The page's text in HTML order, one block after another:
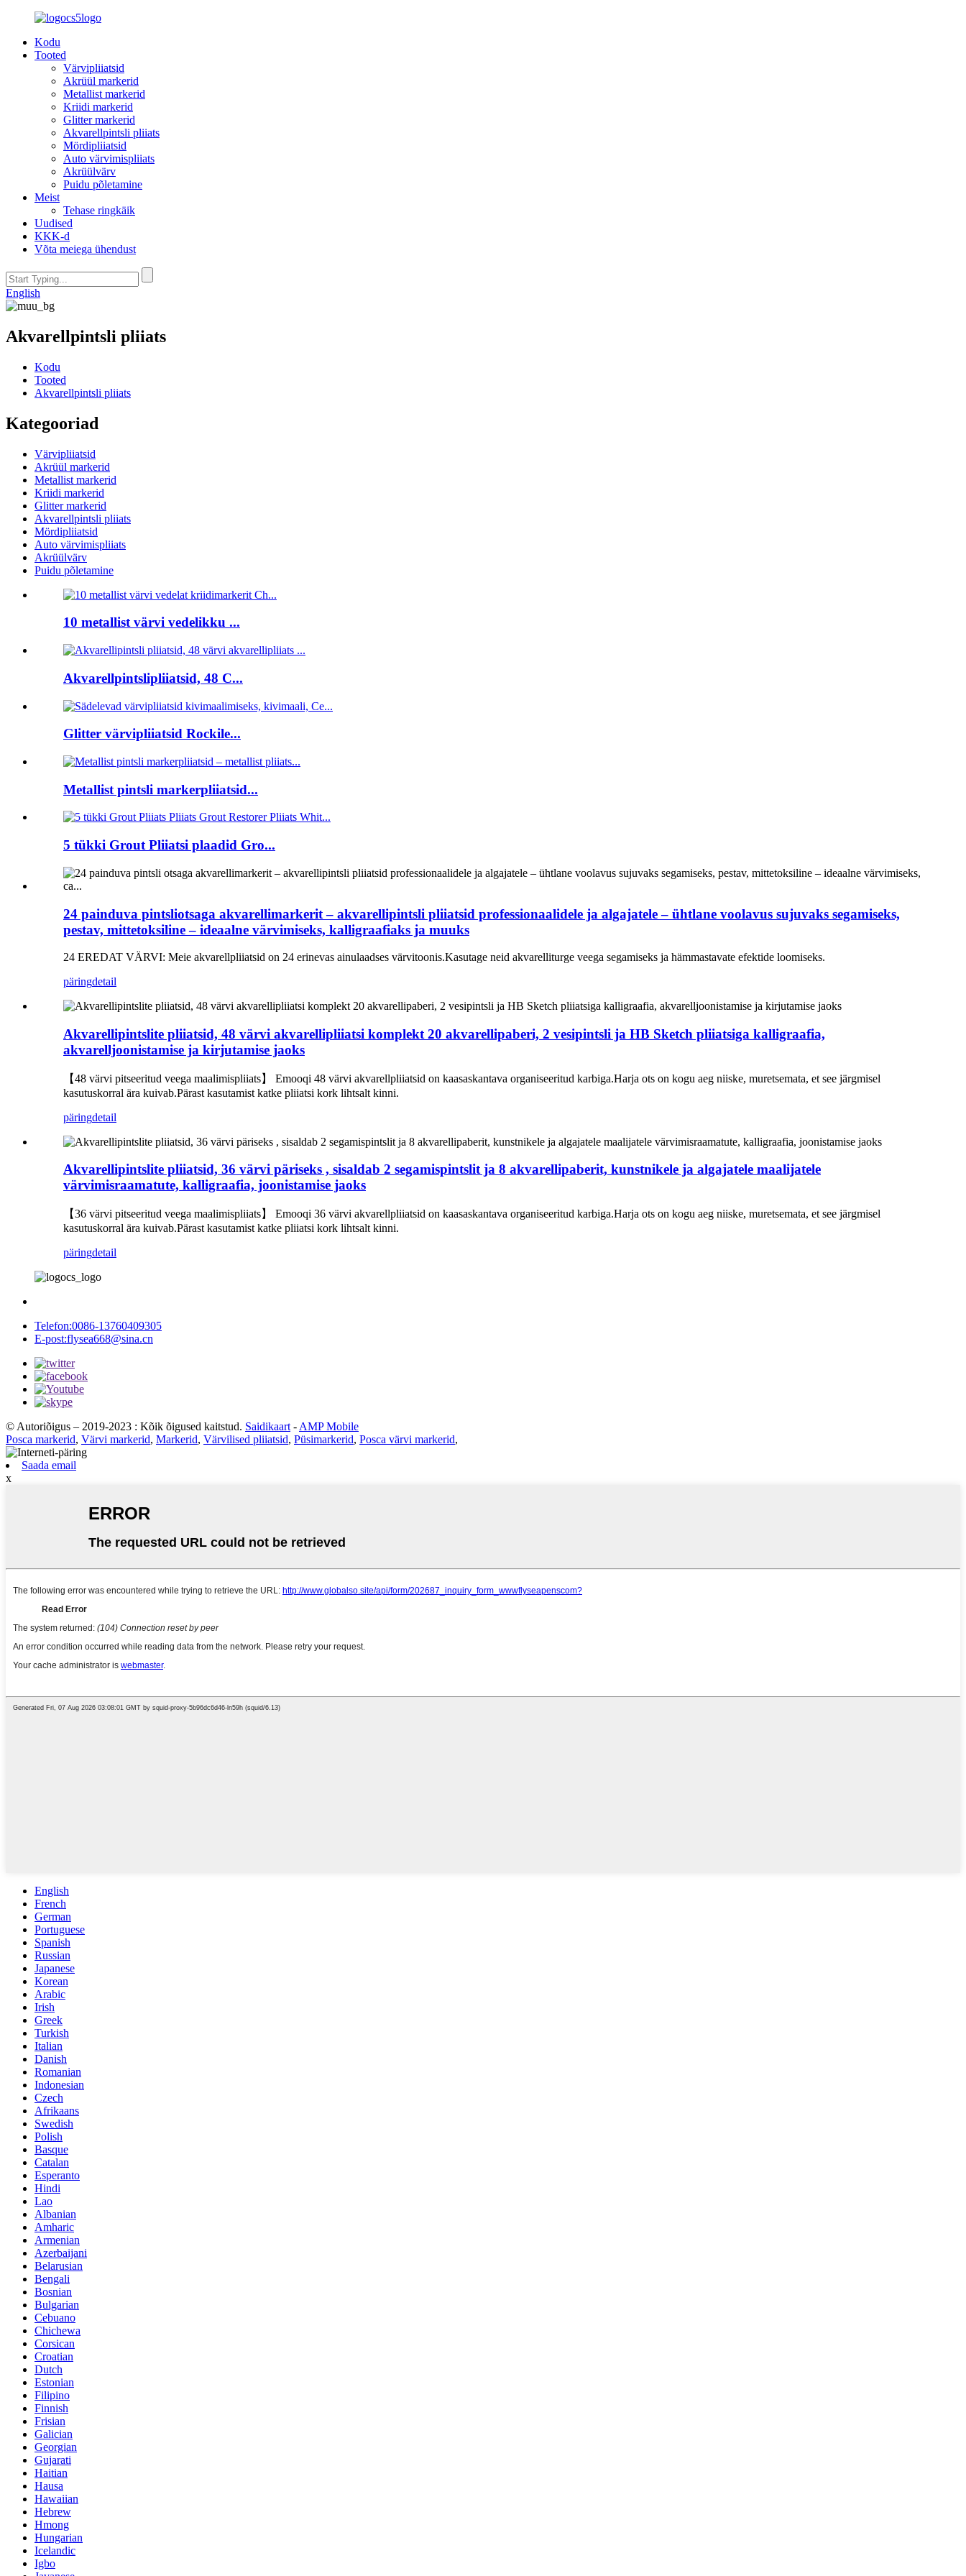
Kodu
Tooted
Värvipliiatsid
Akrüül markerid
Metallist markerid
Kriidi markerid
Glitter markerid
Akvarellpintsli pliiats
Mördipliiatsid
Auto värvimispliiats
Akrüülvärv
Puidu põletamine
Meist
Tehase ringkäik
Uudised
KKK-d
Võta meiega ühendust
English
Akvarellpintsli pliiats
Kodu
Tooted
Akvarellpintsli pliiats
Kategooriad
Värvipliiatsid
Akrüül markerid
Metallist markerid
Kriidi markerid
Glitter markerid
Akvarellpintsli pliiats
Mördipliiatsid
Auto värvimispliiats
Akrüülvärv
Puidu põletamine
10 metallist värvi vedelikku ...
Akvarellpintslipliiatsid, 48 C...
Glitter värvipliiatsid Rockile...
Metallist pintsli markerpliiatsid...
5 tükki Grout Pliiatsi plaadid Gro...
24 painduva pintsliotsaga akvarellimarkerit – akvarellipintsli pliiatsid professionaalidele ja algajatele – ühtlane voolavus sujuvaks segamiseks,
pestav, mittetoksiline – ideaalne värvimiseks, kalligraafiaks ja muuks
24 EREDAT VÄRVI: Meie akvarellpliiatsid on 24 erinevas ainulaadses värvitoonis.Kasutage neid akvarelliturge veega segamiseks ja hämmastavate efektide loomiseks.
päringdetail
Akvarellipintslite pliiatsid, 48 värvi akvarellipliiatsi komplekt 20 akvarellipaberi, 2 vesipintsli ja HB Sketch pliiatsiga kalligraafia,
akvarelljoonistamise ja kirjutamise jaoks
【48 värvi pitseeritud veega maalimispliiats】 Emooqi 48 värvi akvarellpliiatsid on kaasaskantava organiseeritud karbiga.Harja ots on kogu aeg niiske, muretsemata, et see järgmisel
kasutuskorral ära kuivab.Pärast kasutamist katke pliiatsi kork lihtsalt kinni.
päringdetail
Akvarellipintslite pliiatsid, 36 värvi päriseks , sisaldab 2 segamispintslit ja 8 akvarellipaberit, kunstnikele ja algajatele maalijatele
värvimisraamatute, kalligraafia, joonistamise jaoks
【36 värvi pitseeritud veega maalimispliiats】 Emooqi 36 värvi akvarellpliiatsid on kaasaskantava organiseeritud karbiga.Harja ots on kogu aeg niiske, muretsemata, et see järgmisel
kasutuskorral ära kuivab.Pärast kasutamist katke pliiatsi kork lihtsalt kinni.
päringdetail
Telefon:0086-13760409305
E-post:flysea668@sina.cn
© Autoriõigus – 2019-2023 : Kõik õigused kaitstud. Saidikaart - AMP Mobile
Posca markerid, Värvi markerid, Markerid, Värvilised pliiatsid, Püsimarkerid, Posca värvi markerid,
Saada email
x
English
French
German
Portuguese
Spanish
Russian
Japanese
Korean
Arabic
Irish
Greek
Turkish
Italian
Danish
Romanian
Indonesian
Czech
Afrikaans
Swedish
Polish
Basque
Catalan
Esperanto
Hindi
Lao
Albanian
Amharic
Armenian
Azerbaijani
Belarusian
Bengali
Bosnian
Bulgarian
Cebuano
Chichewa
Corsican
Croatian
Dutch
Estonian
Filipino
Finnish
Frisian
Galician
Georgian
Gujarati
Haitian
Hausa
Hawaiian
Hebrew
Hmong
Hungarian
Icelandic
Igbo